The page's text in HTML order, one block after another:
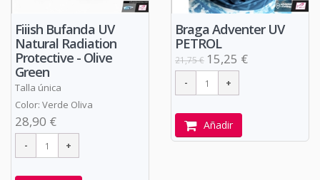
Fiiish Bufanda UV
Natural Radiation
Protective - Olive
Green
Talla única
Color: Verde Oliva
28,90 €
Braga Adventer UV
PETROL
21,75 € 15,25 €
Añadir